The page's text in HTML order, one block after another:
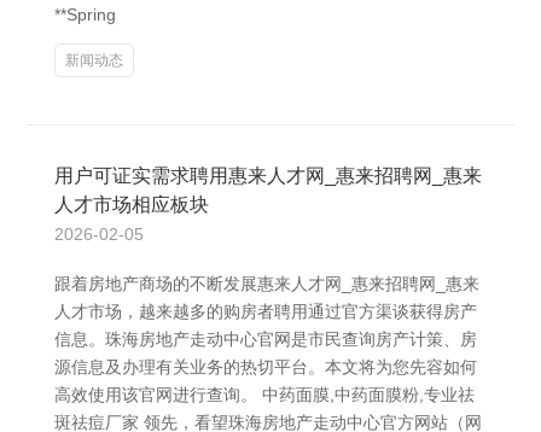
**Spring
新闻动态
用户可证实需求聘用惠来人才网_惠来招聘网_惠来
人才市场相应板块
2026-02-05
跟着房地产商场的不断发展惠来人才网_惠来招聘网_惠来
人才市场，越来越多的购房者聘用通过官方渠谈获得房产
信息。珠海房地产走动中心官网是市民查询房产计策、房
源信息及办理有关业务的热切平台。本文将为您先容如何
高效使用该官网进行查询。 中药面膜,中药面膜粉,专业祛
斑祛痘厂家 领先，看望珠海房地产走动中心官方网站（网